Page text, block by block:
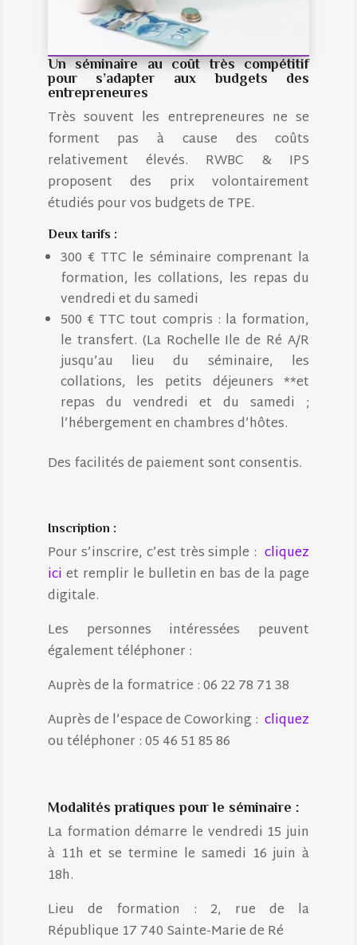
Un séminaire au coût très compétitif
pour s’adapter aux budgets des
entrepreneures
Très souvent les entrepreneures ne se
forment pas à cause des coûts
relativement élevés. RWBC & IPS
proposent des prix volontairement
étudiés pour vos budgets de TPE.
Deux tarifs :
300 € TTC le séminaire comprenant la
formation, les collations, les repas du
vendredi et du samedi
500 € TTC tout compris : la formation,
le transfert. (La Rochelle Ile de Ré A/R
jusqu’au lieu du séminaire, les
collations, les petits déjeuners **et
repas du vendredi et du samedi ;
l’hébergement en chambres d’hôtes.
Des facilités de paiement sont consentis.
Inscription :
Pour s’inscrire, c’est très simple :cliquez
ici et remplir le bulletin en bas de la page
digitale.
Les personnes intéressées peuvent
également téléphoner :
Auprès de la formatrice : 06 22 78 71 38
Auprès de l’espace de Coworking :cliquez
ou téléphoner : 05 46 51 85 86
Modalités pratiques pour le séminaire :
La formation démarre le vendredi 15 juin
à 11h et se termine le samedi 16 juin à
18h.
Lieu de formation : 2, rue de la
République 17 740 Sainte-Marie de Ré